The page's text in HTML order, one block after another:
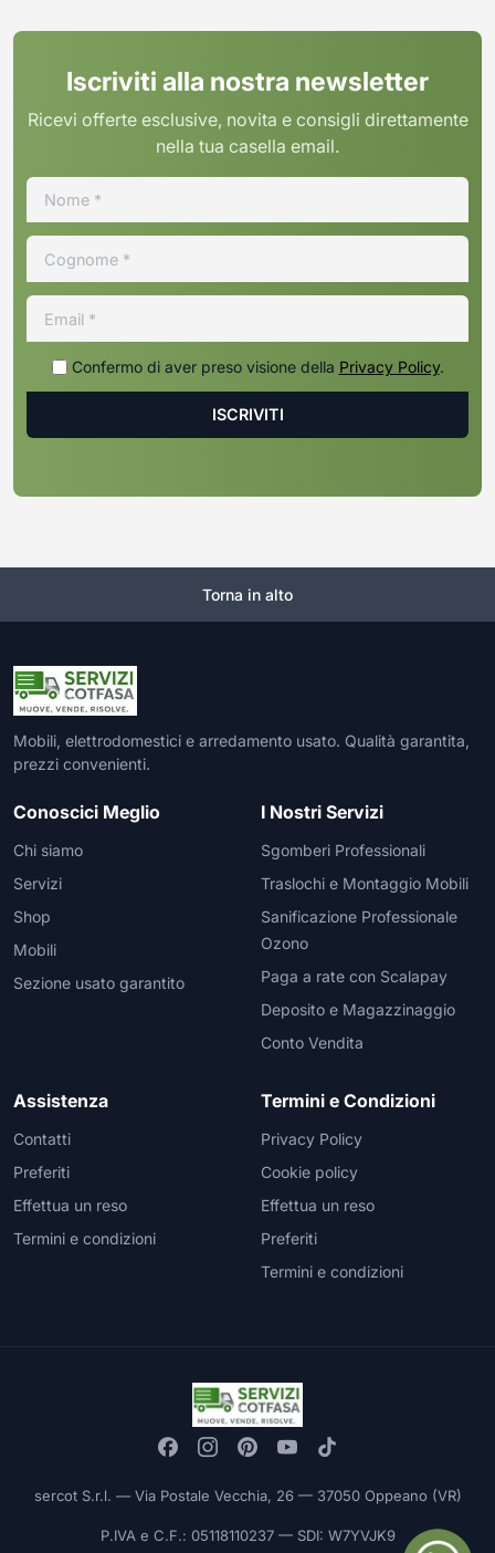
Iscriviti alla nostra newsletter
Ricevi offerte esclusive, novita e consigli direttamente
nella tua casella email.
Confermo di aver preso visione della Privacy Policy.
Torna in alto
Mobili, elettrodomestici e arredamento usato. Qualità garantita,
prezzi convenienti.
Conoscici Meglio
Chi siamo
Servizi
Shop
Mobili
Sezione usato garantito
I Nostri Servizi
Sgomberi Professionali
Traslochi e Montaggio Mobili
Sanificazione Professionale
Ozono
Paga a rate con Scalapay
Deposito e Magazzinaggio
Conto Vendita
Assistenza
Contatti
Preferiti
Effettua un reso
Termini e condizioni
Termini e Condizioni
Privacy Policy
Cookie policy
Effettua un reso
Preferiti
Termini e condizioni
sercot S.r.l. — Via Postale Vecchia, 26 — 37050 Oppeano (VR)
P.IVA e C.F.: 05118110237 — SDI: W7YVJK9